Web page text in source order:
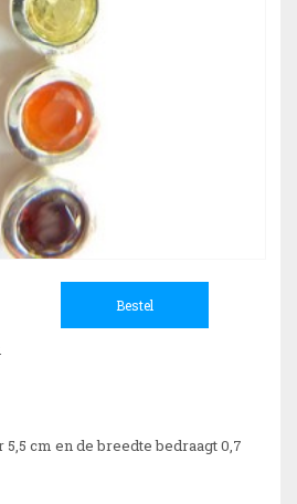
Bestel
cm en de breedte bedraagt 0,7